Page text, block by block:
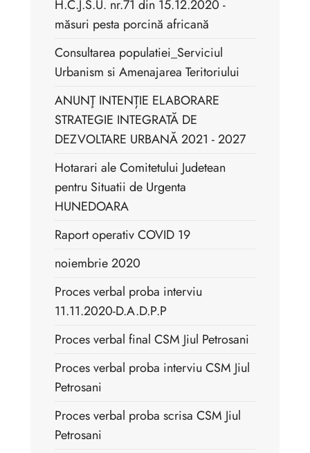
H.C.J.S.U. nr.71 din 15.12.2020 -
măsuri pesta porcină africană
Consultarea populatiei_Serviciul
Urbanism si Amenajarea Teritoriului
ANUNŢ INTENȚIE ELABORARE
STRATEGIE INTEGRATĂ DE
DEZVOLTARE URBANĂ 2021 - 2027
Hotarari ale Comitetului Judetean
pentru Situatii de Urgenta
HUNEDOARA
Raport operativ COVID 19
noiembrie 2020
Proces verbal proba interviu
11.11.2020-D.A.D.P.P
Proces verbal final CSM Jiul Petrosani
Proces verbal proba interviu CSM Jiul
Petrosani
Proces verbal proba scrisa CSM Jiul
Petrosani